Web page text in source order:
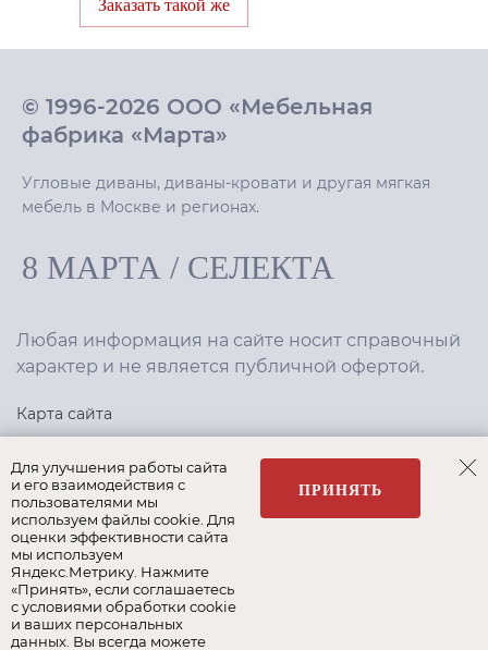
Заказать такой же
© 1996-2026 ООО «Мебельная
фабрика «Марта»
Угловые диваны, диваны-кровати и другая мягкая
мебель в Москве и регионах.
8 МАРТА / СЕЛЕКТА
Любая информация на сайте носит справочный
характер и не является публичной офертой.
Карта сайта
Создание сайта,интернет-маркетинг
Наши бренды:
Для улучшения работы сайта
и его взаимодействия с
пользователями мы
используем файлы cookie. Для
оценки эффективности сайта
мы используем
Яндекс.Метрику. Нажмите
«Принять», если соглашаетесь
с условиями обработки cookie
и ваших персональных
данных. Вы всегда можете
ПРИНЯТЬ